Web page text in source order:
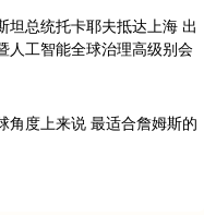
坦总统托卡耶夫抵达上海 出
人工智能全球治理高级别会
角度上来说 最适合詹姆斯的